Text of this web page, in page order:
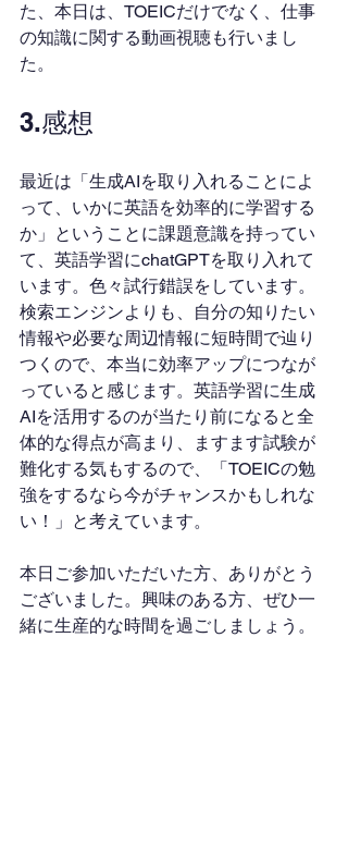
た、本日は、TOEICだけでなく、仕事
の知識に関する動画視聴も行いまし
た。
3.感想
最近は「生成AIを取り入れることによ
って、いかに英語を効率的に学習する
か」ということに課題意識を持ってい
て、英語学習にchatGPTを取り入れて
います。色々試行錯誤をしています。
検索エンジンよりも、自分の知りたい
情報や必要な周辺情報に短時間で辿り
つくので、本当に効率アップにつなが
っていると感じます。英語学習に生成
AIを活用するのが当たり前になると全
体的な得点が高まり、ますます試験が
難化する気もするので、「TOEICの勉
強をするなら今がチャンスかもしれな
い！」と考えています。
本日ご参加いただいた方、ありがとう
ございました。興味のある方、ぜひ一
緒に生産的な時間を過ごしましょう。